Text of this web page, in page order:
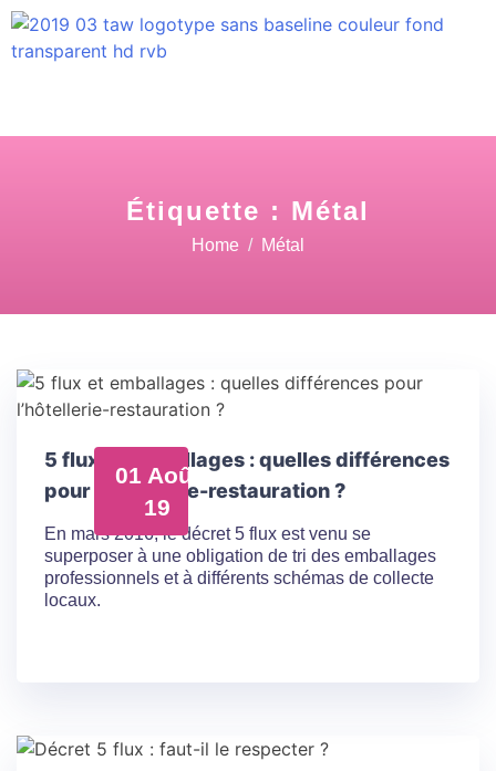
Étiquette : Métal
Home Métal
01 Août
19
5 flux et emballages : quelles différences
pour l’hôtellerie-restauration ?
En mars 2016, le décret 5 flux est venu se
superposer à une obligation de tri des emballages
professionnels et à différents schémas de collecte
locaux.